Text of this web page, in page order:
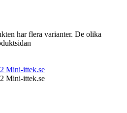
har flera varianter. De olika